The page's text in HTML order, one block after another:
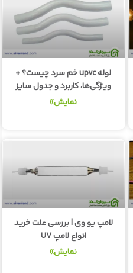
لوله upvc خم سرد چیست؟ +
ویژگی‌ها، کاربرد و جدول سایز
نمایش»
لامپ یو وی | بررسی علت خرید
انواع لامپ UV
نمایش»